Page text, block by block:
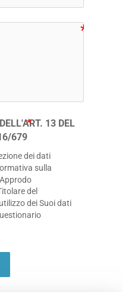
13 DEL
679
dei dati
sulla
del
dei Suoi dati